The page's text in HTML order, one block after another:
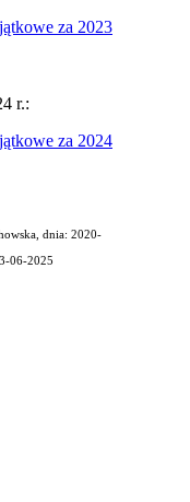
za 2023
r.:
za 2024
dnia: 2020-
06-2025